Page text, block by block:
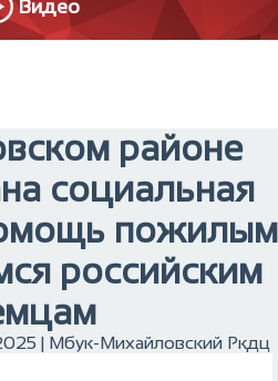
Видео
районе
социальная
пожилым
российским
| Мбук-Михайловский Ркдц